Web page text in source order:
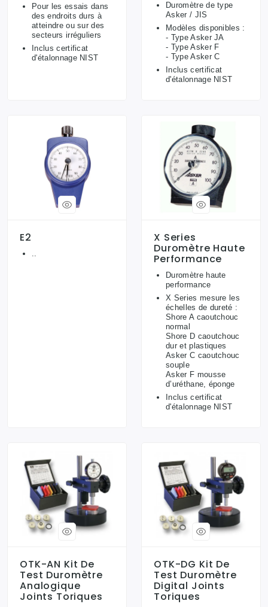
Pour les essais dans
des endroits durs à
atteindre ou sur des
secteurs irréguliers
Inclus certificat
d'étalonnage NIST
Duromètre de type
Asker / JIS
Modèles disponibles :
- Type Asker JA
- Type Asker F
- Type Asker C
Inclus certificat
d'étalonnage NIST
E2 X Series
Duromètre Haute
Performance
Duromètre haute
performance
X Series mesure les
échelles de dureté :
Shore A caoutchouc
normal
Shore D caoutchouc
dur et plastiques
Asker C caoutchouc
souple
Asker F mousse
d’uréthane, éponge
Inclus certificat
d'étalonnage NIST
OTK-AN Kit De
Test Duromètre
Analogique
Joints Toriques
OTK-DG Kit De
Test Duromètre
Digital Joints
Toriques